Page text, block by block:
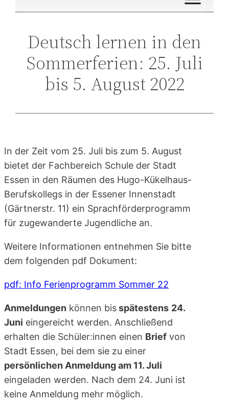
Deutsch lernen in den
Sommerferien: 25. Juli
bis 5. August 2022
In der Zeit vom 25. Juli bis zum 5. August
bietet der Fachbereich Schule der Stadt
Essen in den Räumen des Hugo-Kükelhaus-
Berufskollegs in der Essener Innenstadt
(Gärtnerstr. 11) ein Sprachförderprogramm
für zugewanderte Jugendliche an.
Weitere Informationen entnehmen Sie bitte
dem folgenden pdf Dokument:
pdf: Info Ferienprogramm Sommer 22
Anmeldungen können bisspätestens 24.
Juni eingereicht werden. Anschließend
erhalten die Schüler:innen einen Brief von
Stadt Essen, bei dem sie zu einer
persönlichen Anmeldung am 11. Juli
eingeladen werden. Nach dem 24. Juni ist
keine Anmeldung mehr möglich.